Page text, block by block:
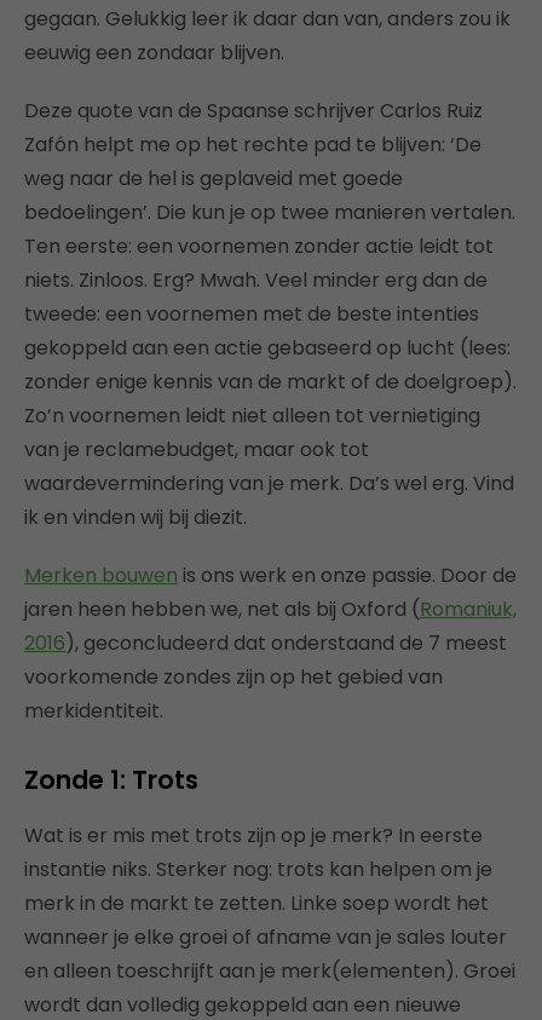
gegaan. Gelukkig leer ik daar dan van, anders zou ik
eeuwig een zondaar blijven.
Deze quote van de Spaanse schrijver Carlos Ruiz
Zafón helpt me op het rechte pad te blijven: ‘De
weg naar de hel is geplaveid met goede
bedoelingen’. Die kun je op twee manieren vertalen.
Ten eerste: een voornemen zonder actie leidt tot
niets. Zinloos. Erg? Mwah. Veel minder erg dan de
tweede: een voornemen met de beste intenties
gekoppeld aan een actie gebaseerd op lucht (lees:
zonder enige kennis van de markt of de doelgroep).
Zo’n voornemen leidt niet alleen tot vernietiging
van je reclamebudget, maar ook tot
waardevermindering van je merk. Da’s wel erg. Vind
ik en vinden wij bij diezit.
Merken bouwen is ons werk en onze passie. Door de
jaren heen hebben we, net als bij Oxford (Romaniuk,
2016), geconcludeerd dat onderstaand de 7 meest
voorkomende zondes zijn op het gebied van
merkidentiteit.
Zonde 1: Trots
Wat is er mis met trots zijn op je merk? In eerste
instantie niks. Sterker nog: trots kan helpen om je
merk in de markt te zetten. Linke soep wordt het
wanneer je elke groei of afname van je sales louter
en alleen toeschrijft aan je merk(elementen). Groei
wordt dan volledig gekoppeld aan een nieuwe